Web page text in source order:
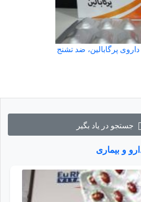
جستجو در یاد بگیر
و بیماری
پرگابالین، ضد تشنج